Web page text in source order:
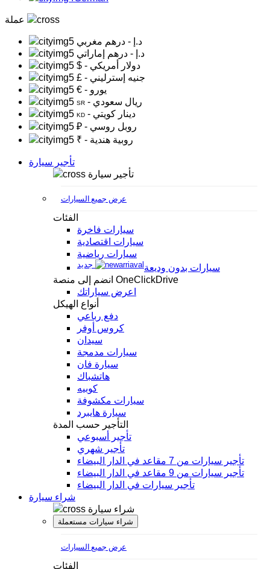
د.إ - درهم مغربي
د.إ - درهم إماراتي
$
- دولار أمريكي
£
- جنيه إسترليني
€
- يورو
SR - ريال سعودي
KD
- دينار كويتي
₽
- روبل روسي
₹
- روبية هندية
تأجير سيارة
تأجير سيارة
عرض جميع السيارات
الفئات
سيارات فاخرة
سيارات اقتصادية
سيارات رياضية
سيارات بدون وديعة
جديد
انضم إلى منصة OneClickDrive
اعرض سياراتك
أنواع الهيكل
دفع رباعي
كروس أوفر
سيدان
سيارات مدمجة
سيارة فان
هاتشباك
كوبيه
سيارات مكشوفة
سيارة هايبرد
التأجير حسب المدة
تأجير أسبوعي
تأجير شهري
تأجير سيارات من 7 مقاعد في الدار البيضاء
تأجير سيارات من 9 مقاعد في الدار البيضاء
تأجير سيارات في الدار البيضاء
شراء سيارة
شراء سيارة
شراء سيارات مستعملة
عرض جميع السيارات
الفئات